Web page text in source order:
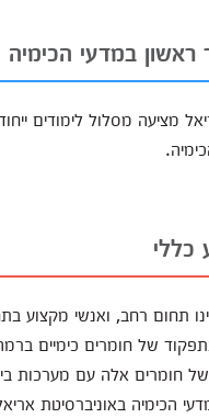
ראשון במדעי הכימיה
מציעה מסלול לימודים
כללי
תחום רחב, ואנשי מקצוע
של חומרים כימיים
חומרים אלה עם מערכות
הכימיה באוניברסיטת